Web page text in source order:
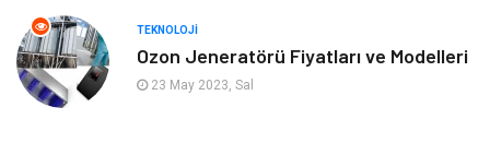
Ev İşleri
Astroloji
TEKNOLOJI
Ozon Jeneratörü Fiyatları ve Modelleri
23 May 2023, Sal